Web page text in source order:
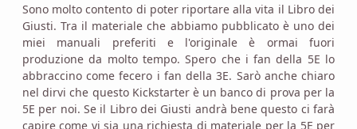
Sono molto contento di poter riportare alla vita il Libro dei
Giusti. Tra il materiale che abbiamo pubblicato è uno dei
miei manuali preferiti e l'originale è ormai fuori
produzione da molto tempo. Spero che i fan della 5E lo
abbraccino come fecero i fan della 3E. Sarò anche chiaro
nel dirvi che questo Kickstarter è un banco di prova per la
5E per noi. Se il Libro dei Giusti andrà bene questo ci farà
capire come vi sia una richiesta di materiale per la 5E per